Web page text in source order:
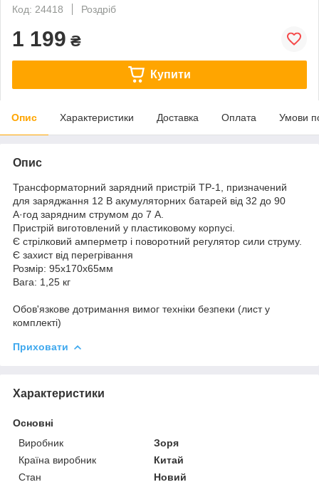
Код: 24418
Роздріб
1 199 ₴
Купити
Опис Характеристики Доставка Оплата Умови
Опис
Трансформаторний зарядний пристрій ТР-1, призначений
для заряджання 12 В акумуляторних батарей від 32 до 90
А·год зарядним струмом до 7 А.
Пристрій виготовлений у пластиковому корпусі.
Є стрілковий амперметр і поворотний регулятор сили струму.
Є захист від перегрівання
Розмір: 95х170х65мм
Вага: 1,25 кг
Обов'язкове дотримання вимог техніки безпеки (лист у
комплекті)
Приховати
Характеристики
Основні
Виробник
Зоря
Країна виробник
Китай
Стан
Новий